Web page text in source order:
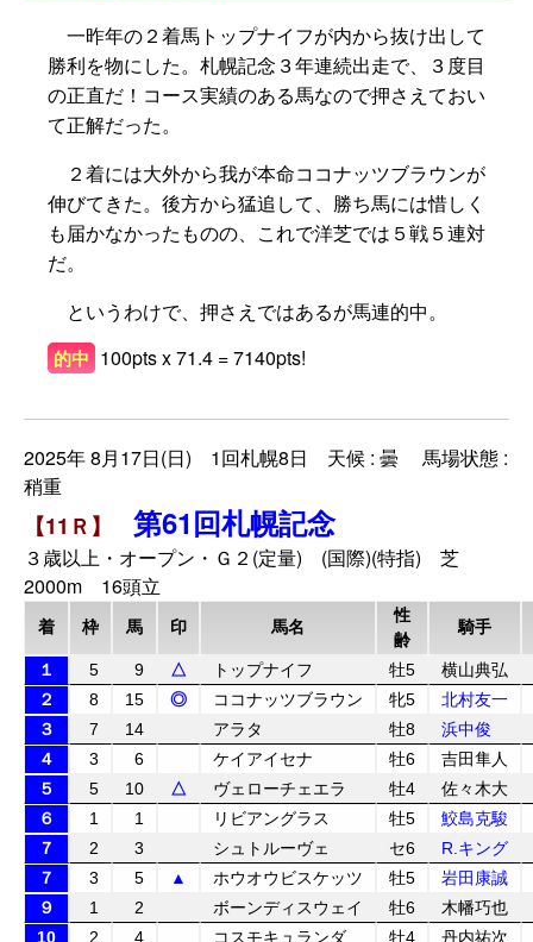
一昨年の２着馬トップナイフが内から抜け出して
勝利を物にした。札幌記念３年連続出走で、３度目
の正直だ！コース実績のある馬なので押さえておい
て正解だった。
２着には大外から我が本命ココナッツブラウンが
伸びてきた。後方から猛追して、勝ち馬には惜しく
も届かなかったものの、これで洋芝では５戦５連対
だ。
というわけで、押さえではあるが馬連的中。
的中 100pts x 71.4 = 7140pts!
2025年 8月17日(日) 1回札幌8日 天候 : 曇 馬場状態 :
稍重
【11Ｒ】 第61回札幌記念
３歳以上・オープン・Ｇ２(定量) (国際)(特指) 芝
2000m 16頭立
着 枠 馬 印 馬名
性
齢
騎手
１ 5 9 △ トップナイフ 牡5
横山典弘
２
8 15 ◎ ココナッツブラウン 牝5
北村友一
３
7 14 アラタ 牡8
浜中俊
４
3 6 ケイアイセナ 牡6
吉田隼人
５
5 10 △ ヴェローチェエラ 牡4
佐々木大
６
1 1 リビアングラス 牡5
鮫島克駿
７
2 3 シュトルーヴェ セ6
R.キング
７
3 5 ▲ ホウオウビスケッツ 牡5
岩田康誠
９
1 2 ボーンディスウェイ 牡6
木幡巧也
10
2 4 コスモキュランダ 牡4
丹内祐次